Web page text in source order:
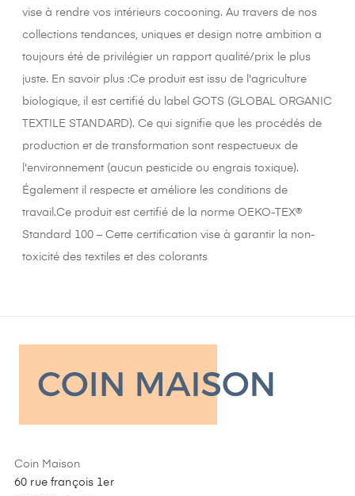
vise à rendre vos intérieurs cocooning. Au travers de nos
collections tendances, uniques et design notre ambition a
toujours été de privilégier un rapport qualité/prix le plus
juste. En savoir plus :Ce produit est issu de l'agriculture
biologique, il est certifié du label GOTS (GLOBAL ORGANIC
TEXTILE STANDARD). Ce qui signifie que les procédés de
production et de transformation sont respectueux de
l'environnement (aucun pesticide ou engrais toxique).
Également il respecte et améliore les conditions de
travail.Ce produit est certifié de la norme OEKO-TEX®
Standard 100 – Cette certification vise à garantir la non-
toxicité des textiles et des colorants
Coin Maison
60 rue françois 1er